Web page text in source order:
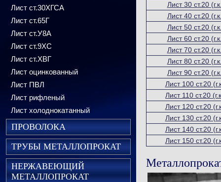
Лист ст.30ХГСА
Лист ст.65Г
Лист ст.У8А
Лист ст.9ХС
Лист ст.ХВГ
Лист оцинкованный
Лист ПВЛ
Лист рифленый
Лист холоднокатанный
ПРОВОЛОКА
ТРУБЫ МЕТАЛЛОПРОКАТ
НЕРЖАВЕЮЩИЙ
МЕТАЛЛОПРОКАТ
Лист 30 ст.20
Лист 40 ст.20
Лист 50 ст.20
Лист 60 ст.20
Лист 70 ст.20
Лист 80 ст.20
Лист 90 ст.20
Лист 100 ст.20
Лист 110 ст.20
Лист 120 ст.20
Лист 130 ст.20
Лист 140 ст.20
Лист 150 ст.20